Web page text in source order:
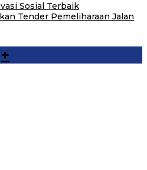
Sosial Terbaik
Tender Pemeliharaan Jalan
+